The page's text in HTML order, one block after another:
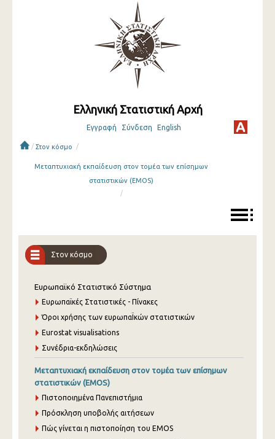
Ελληνική Στατιστική Αρχή
Εγγραφή Σύνδεση English
/ Στον κόσμο /
Μεταπτυχιακή εκπαίδευση στον τομέα των επίσημων
στατιστικών (EMOS)
/
Στον κόσμο
Ευρωπαϊκό Στατιστικό Σύστημα
Ευρωπαϊκές Στατιστικές - Πίνακες
Όροι χρήσης των ευρωπαΪκών στατιστικών
Eurostat visualisations
Συνέδρια-εκδηλώσεις
Μεταπτυχιακή εκπαίδευση στον τομέα των επίσημων
στατιστικών (EMOS)
Πιστοποιημένα Πανεπιστήμια
Πρόσκληση υποβολής αιτήσεων
Πώς γίνεται η πιστοποίηση του EMOS